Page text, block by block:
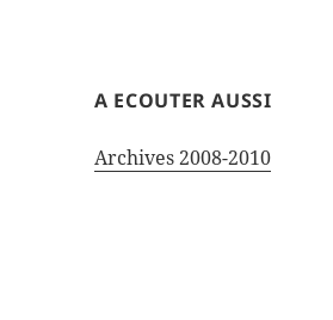
A ECOUTER AUSSI
Archives 2008-2010